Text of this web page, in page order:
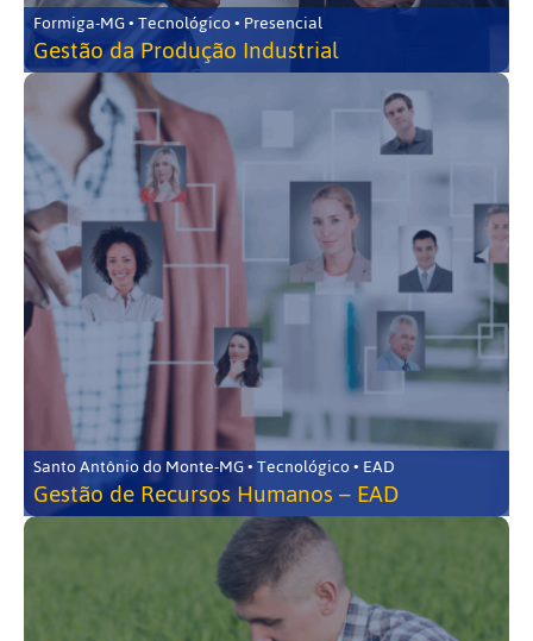
Formiga-MG • Tecnológico • Presencial
Gestão da Produção Industrial
Santo Antônio do Monte-MG • Tecnológico • EAD
Gestão de Recursos Humanos – EAD